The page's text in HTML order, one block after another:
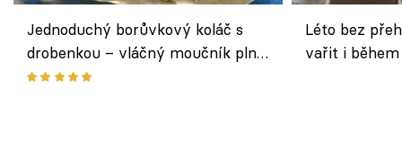
Jednoduchý borůvkový koláč s
drobenkou – vláčný moučník plný
ovoce
Léto bez
vařit i